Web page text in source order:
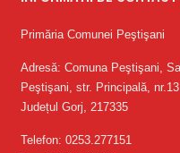
Primăria Comunei Peştişani
Adresă: Comuna Peştişani,
Peştişani, str. Principală,
Județul Gorj, 217335
Telefon: 0253.277151